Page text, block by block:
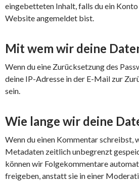
eingebetteten Inhalt, falls du ein
Website angemeldet bist.
Mit wem wir deine
Wenn du eine Zurücksetzung des
deine IP-Adresse in der E-Mail zur
sein.
Wie lange wir deine
Wenn du einen Kommentar schreibst,
Metadaten zeitlich unbegrenzt
können wir Folgekommentare
freigeben, anstatt sie in einer